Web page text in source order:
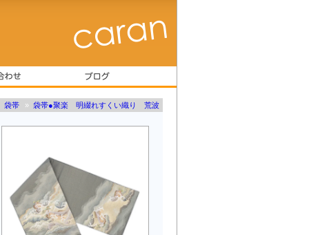
袋帯 » 袋帯●聚楽 明綴れすくい織り 荒波